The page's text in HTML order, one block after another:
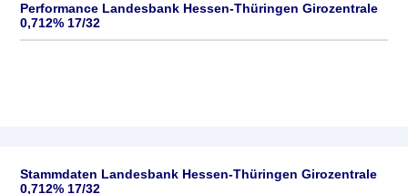
Performance Landesbank Hessen-Thüringen Girozentrale
0,712% 17/32
Stammdaten Landesbank Hessen-Thüringen Girozentrale
0,712% 17/32